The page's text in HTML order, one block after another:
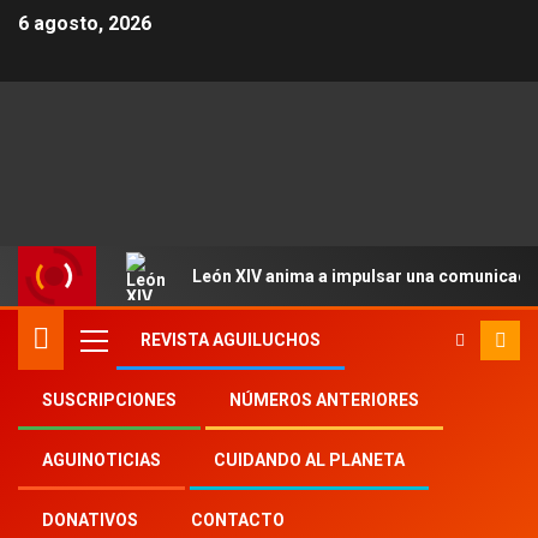
6 agosto, 2026
León XIV anima a impulsar una
REVISTA AGUILUCHOS
SUSCRIPCIONES NÚMEROS ANTERIORES
AGUINOTICIAS CUIDANDO AL PLANETA
DONATIVOS CONTACTO
Inicio
Aguinoticias
laicos misioneros combonianos